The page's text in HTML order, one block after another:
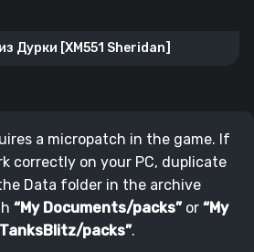
Дурки [XM551 Sheridan]
a micropatch in the game. If
correctly on your PC, duplicate
Data folder in the archive
“My Documents/packs” or “My
packs”.